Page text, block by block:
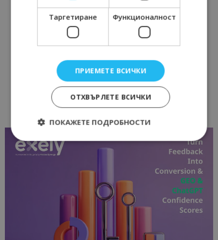
Таргетиране Функционалност
ПРИЕМЕТЕ ВСИЧКИ
ОТХВЪРЛЕТЕ ВСИЧКИ
ПОКАЖЕТЕ ПОДРОБНОСТИ
Таргетиране
Функционалност
Строго необходимите бисквитки позволяват
основната функционалност на уебсайта, като
потребителско влизане и управление на
акаунта. Уебсайтът не може да се използва
правилно без строго необходими бисквитки.
Доставчик